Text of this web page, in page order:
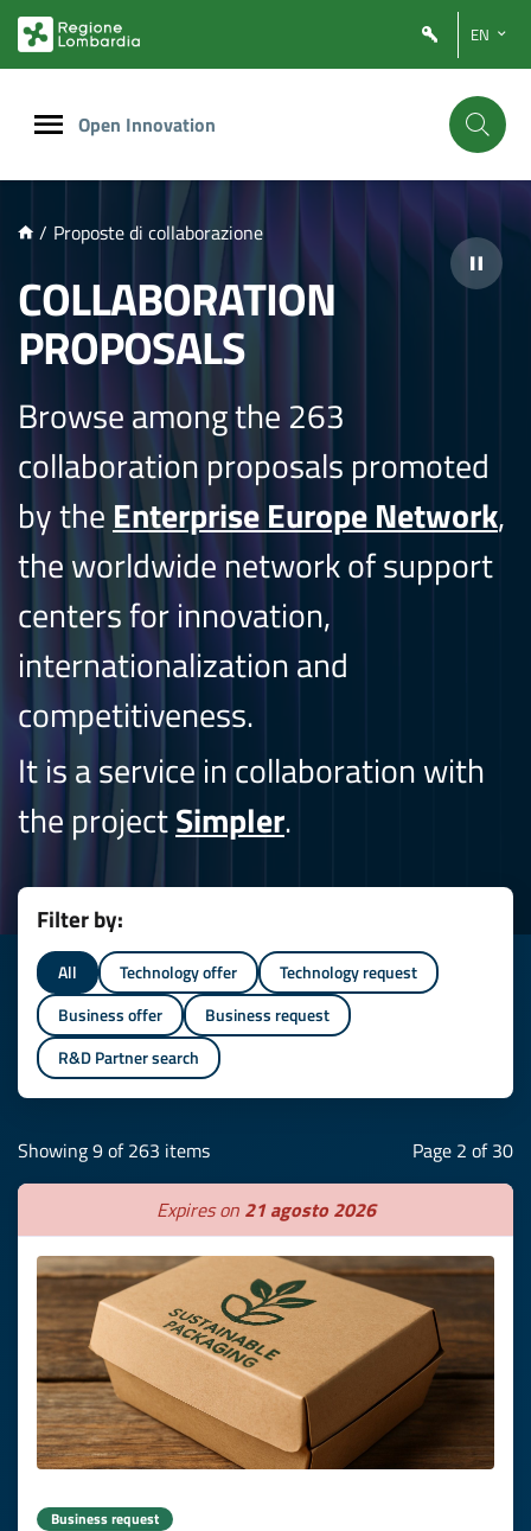
PRINCIPALE
EN
Open Innovation
/ Proposte di collaborazione
COLLABORATION
PROPOSALS
Browse among the 263
collaboration proposals promoted
by the Enterprise Europe Network,
the worldwide network of support
centers for innovation,
internationalization and
competitiveness.
It is a service in collaboration with
the projectSimpler.
Filter by:
All Technology offer
Technology request
Business offer
Business request
R&D Partner search
Showing 9 of 263 items Page 2 of 30
Expires on 21 agosto 2026
Business request